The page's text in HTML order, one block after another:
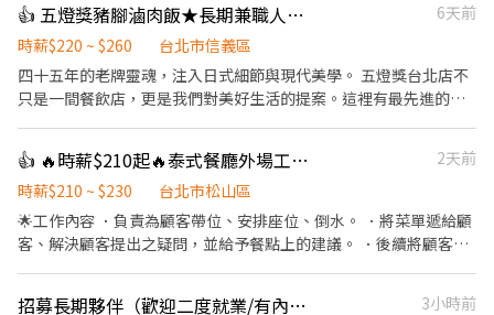
款待服務文化。 上班時間 A班 11 ：00 - 16 ：00 B班 18：00 - 23：
00 C班 23：00 - 02：30 （每週給班至少3日唷） 1. 熱鬧市中心地帶
2. 捷運站 好近好便利 3. 面試倘若通過 可立即安排上工 面試地點：
台北市中正區臨沂街3巷1號 網站參考： https://chikumo-
於面試時詳細說明 ◎請赴約面試者，攜帶履歷供主管當場審閱
👍 五燈獎豬腳滷肉飯★長期兼職人員【多門市擴大徵才中】
6天前
時薪$220 ~ $260
台北市信義區
​四十五年的老牌靈魂，注入日式細節與現代美學。 五燈獎台北店不
只是一間餐飲店，更是我們對美好生活的提案。這裡有最先進的自
康店】 與 【信義店】，7/1 我們正式進駐「台北 101」！ ​極致乾淨
環境： 顛覆傳統，這可能是你見過最整潔、無油煙的餐飲工作空
間。 ​科技輔助入職： 多種自動化設備，減輕體力負擔，分工明確讓
你輕鬆上手。 ​未來職涯規劃： 品牌正朝向國際化與多角化經營，這
接待 ​維持優雅用餐環境 ​分站式餐點製作（接龍式流暢作業） ​設備維
👍 🔥時薪$210起🔥泰式餐廳外場工讀/急缺平日午班/供餐/彈性排班/長期/平日晚班/假日班
2天前
時薪$210 ~ $230
台北市松山區
🌟工作內容 ．負責為顧客帶位、安排座位、倒水。 ．將菜單遞給顧
客、解決顧客提出之疑問，並給予餐點上的建議。 ．後續將顧客點
招募長期夥伴（歡迎二度就業/有內場經驗佳） 3小時前